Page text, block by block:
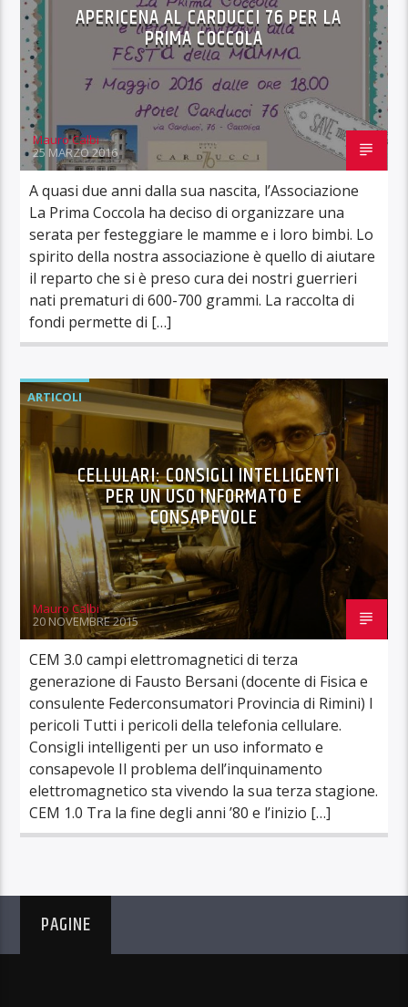
APERICENA AL CARDUCCI 76 PER LA
PRIMA COCCOLA
Mauro Calbi
25 MARZO 2016
A quasi due anni dalla sua nascita, l’Associazione
La Prima Coccola ha deciso di organizzare una
serata per festeggiare le mamme e i loro bimbi. Lo
spirito della nostra associazione è quello di aiutare
il reparto che si è preso cura dei nostri guerrieri
nati prematuri di 600-700 grammi. La raccolta di
fondi permette di […]
ARTICOLI
CELLULARI: CONSIGLI INTELLIGENTI
PER UN USO INFORMATO E
CONSAPEVOLE
Mauro Calbi
20 NOVEMBRE 2015
CEM 3.0 campi elettromagnetici di terza
generazione di Fausto Bersani (docente di Fisica e
consulente Federconsumatori Provincia di Rimini) I
pericoli Tutti i pericoli della telefonia cellulare.
Consigli intelligenti per un uso informato e
consapevole Il problema dell’inquinamento
elettromagnetico sta vivendo la sua terza stagione.
CEM 1.0 Tra la fine degli anni ’80 e l’inizio […]
PAGINE